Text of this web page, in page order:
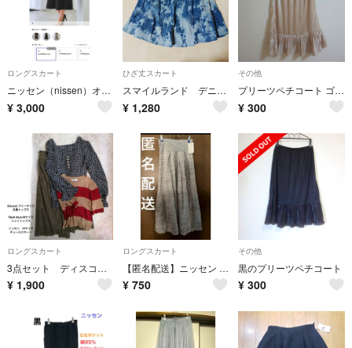
ロングスカート
ニッセン（nissen）オフィススカート黒3L
¥ 3,000
ひざ丈スカート
スマイルランド デニムブルー ティアードフレアスカート ウエストゴム入り 5L
¥ 1,280
その他
プリーツペチコート ゴールドカラー
¥ 300
ロングスカート
3点セット ディスコートトップスフリーサイズ ニッセンスカートＭサイズ など
¥ 1,900
ロングスカート
【匿名配送】ニッセン スエット生地 ロングスカート
¥ 750
その他
黒のプリーツペチコート
¥ 300